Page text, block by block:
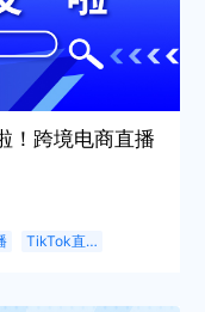
！跨境电商直播
TikTok直播